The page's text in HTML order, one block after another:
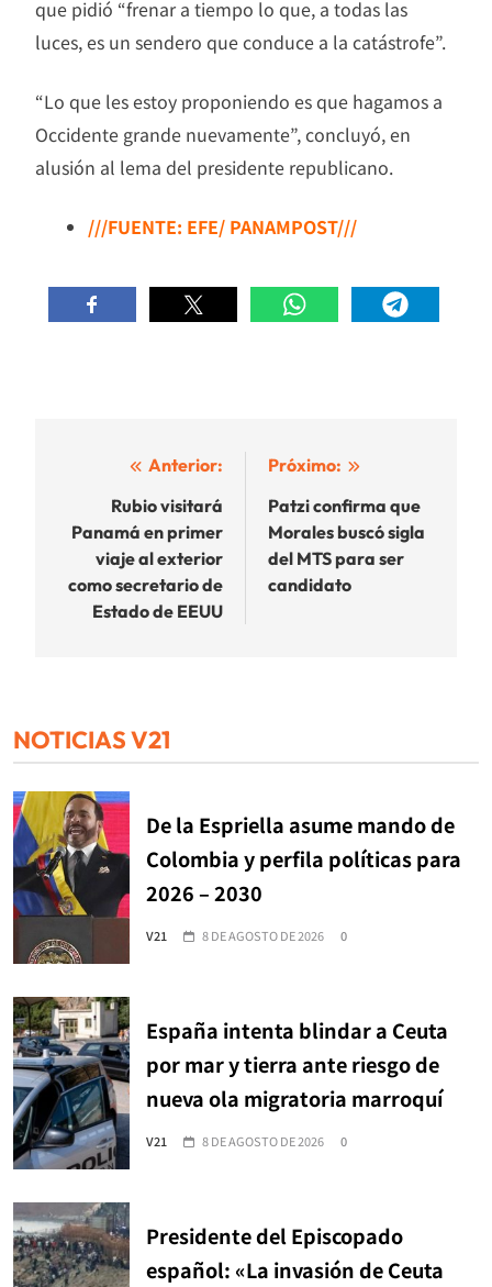
que pidió “frenar a tiempo lo que, a todas las
luces, es un sendero que conduce a la catástrofe”.
“Lo que les estoy proponiendo es que hagamos a
Occidente grande nuevamente”, concluyó, en
alusión al lema del presidente republicano.
///FUENTE: EFE/ PANAMPOST///
Navegación
entradas
Anterior:
Rubio visitará
Panamá en primer
viaje al exterior
como secretario de
Estado de EEUU
Próximo:
Patzi confirma que
Morales buscó sigla
del MTS para ser
candidato
NOTICIAS V21
De la Espriella asume mando de
Colombia y perfila políticas para
2026 – 2030
V21 8 DE AGOSTO DE 2026 0
España intenta blindar a Ceuta
por mar y tierra ante riesgo de
nueva ola migratoria marroquí
V21 8 DE AGOSTO DE 2026 0
Presidente del Episcopado
español: «La invasión de Ceuta